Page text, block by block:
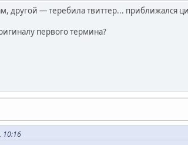
другой — теребила твиттер... приближался
первого термина?
10:16